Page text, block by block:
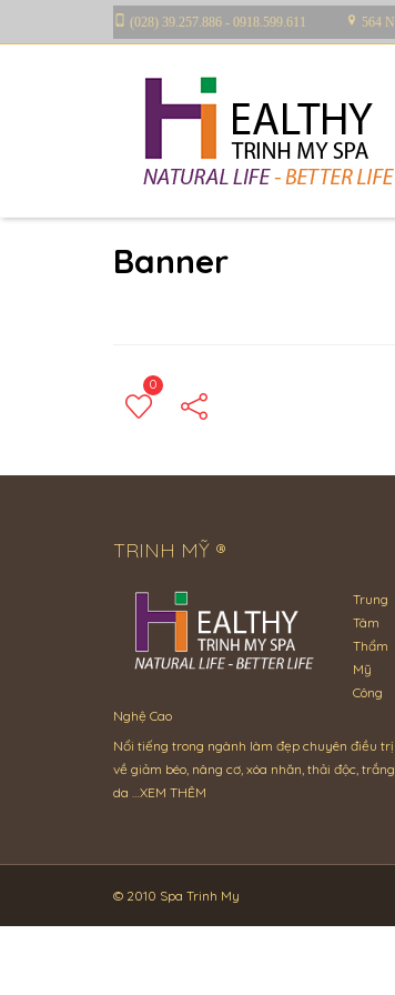
(028) 39.257.886 - 0918.599.611 564
Banner
0
TRINH MỸ ®
Trung
Tâm
Thẩm
Mỹ
Công
Nghệ Cao
Nổi tiếng trong ngành làm đẹp chuyên điều trị
về giảm béo, nâng cơ, xóa nhăn, thải độc, trắng
da …XEM THÊM
© 2010 Spa Trinh My